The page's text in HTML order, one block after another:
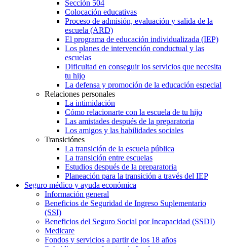
Sección 504
Colocación educativas
Proceso de admisión, evaluación y salida de la
escuela (ARD)
El programa de educación individualizada (IEP)
Los planes de intervención conductual y las
escuelas
Dificultad en conseguir los servicios que necesita
tu hijo
La defensa y promoción de la educación especial
Relaciones personales
La intimidación
Cómo relacionarte con la escuela de tu hijo
Las amistades después de la preparatoria
Los amigos y las habilidades sociales
Transiciónes
La transición de la escuela pública
La transición entre escuelas
Estudios después de la preparatoria
Planeación para la transición a través del IEP
Seguro médico y ayuda económica
Información general
Beneficios de Seguridad de Ingreso Suplementario
(SSI)
Beneficios del Seguro Social por Incapacidad (SSDI)
Medicare
Fondos y servicios a partir de los 18 años